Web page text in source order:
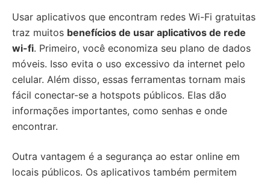
Usar aplicativos que encontram redes Wi-Fi gratuitas
traz muitos benefícios de usar aplicativos de rede
wi-fi. Primeiro, você economiza seu plano de dados
móveis. Isso evita o uso excessivo da internet pelo
celular. Além disso, essas ferramentas tornam mais
fácil conectar-se a hotspots públicos. Elas dão
informações importantes, como senhas e onde
encontrar.
Outra vantagem é a segurança ao estar online em
locais públicos. Os aplicativos também permitem